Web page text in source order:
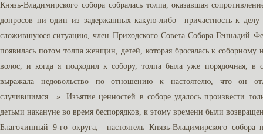
Князь-Владимирского собора собралась толпа, оказавшая
допросов ни один из задержанных какую-либо причастность к
сложившуюся ситуацию, член Приходского Совета Собора Геннадий
появилась потом толпа женщин, детей, которая бросалась к соборному
волос, и когда я подходил к собору, толпа была уже порядочная, в
выражала недовольство по отношению к настоятелю, что он
случившимся…». Изъятие ценностей в соборе удалось произвести
детьми накануне во время беспорядков, к этому времени были
Благочинный 9-го округа, настоятель Князь-Владимирского